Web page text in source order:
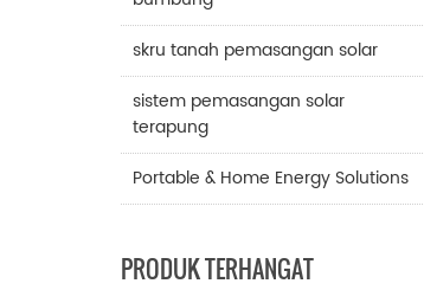
skru tanah pemasangan solar
sistem pemasangan solar
terapung
Portable & Home Energy Solutions
PRODUK TERHANGAT